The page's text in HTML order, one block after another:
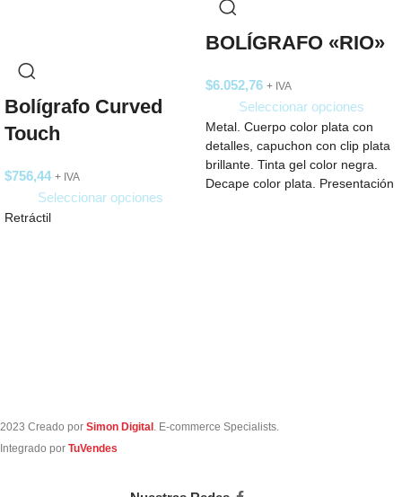
Bolígrafo Curved
Touch
$756,44 + IVA
Seleccionar opciones
Retráctil
BOLÍGRAFO «RIO»
$6.052,76 + IVA
Seleccionar opciones
Metal. Cuerpo color plata con
detalles, capuchon con clip plata
brillante. Tinta gel color negra.
Decape color plata. Presentación
2023 Creado por Simon Digital . E-commerce Specialists.
Integrado por TuVendes